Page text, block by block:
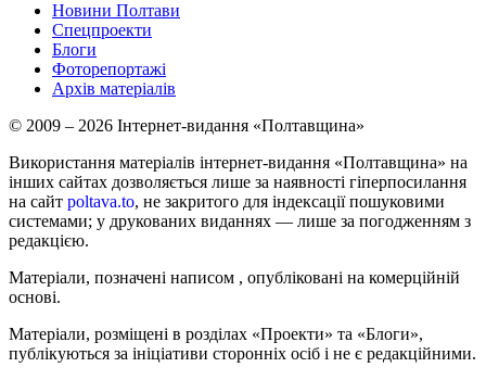
Новини Полтави
Спецпроекти
Блоги
Фоторепортажі
Архів матеріалів
© 2009 – 2026 Інтернет-видання «Полтавщина»
Використання матеріалів інтернет-видання «Полтавщина» на
інших сайтах дозволяється лише за наявності гіперпосилання
на сайт poltava.to, не закритого для індексації пошуковими
системами; у друкованих виданнях — лише за погодженням з
редакцією.
Матеріали, позначені написом , опубліковані на комерційній
основі.
Матеріали, розміщені в розділах «Проекти» та «Блоги»,
публікуються за ініціативи сторонніх осіб і не є редакційними.